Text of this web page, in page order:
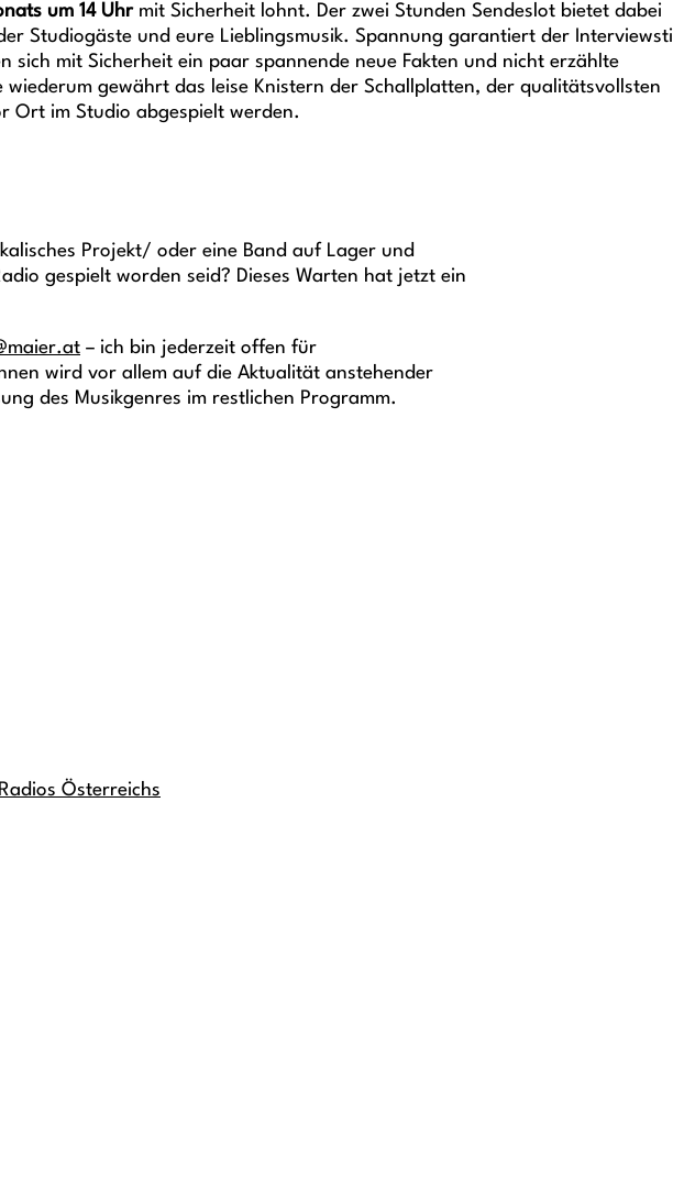
um 14 Uhrmit Sicherheit lohnt. Der zwei Stunden Sendeslot bietet dabei
Studiogäste und eure Lieblingsmusik. Spannung garantiert der Interviewstil
sich mit Sicherheit ein paar spannende neue Fakten und nicht erzählte
wiederum gewährt das leise Knistern der Schallplatten, der qualitätsvollsten
Ort im Studio abgespielt werden.
Projekt/ oder eine Band auf Lager und
gespielt worden seid? Dieses Warten hat jetzt ein
– ich bin jederzeit offen für
wird vor allem auf die Aktualität anstehender
des Musikgenres im restlichen Programm.
Österreichs